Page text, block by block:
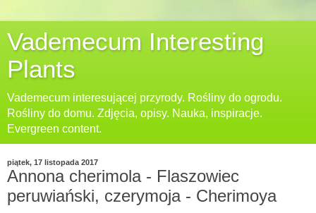
Vademecum Interesting
Plants
Vademecum interesującej przyrody. Rośliny do ogrodu.
Rośliny do domu. Zdjęcia, opisy. Nauka, inspiracje.
Evergreen content.
piątek, 17 listopada 2017
Annona cherimola - Flaszowiec
peruwiański, czerymoja - Cherimoya